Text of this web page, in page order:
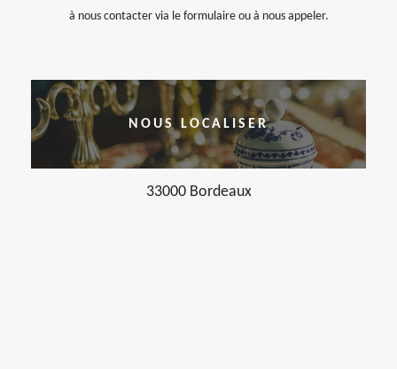
à nous contacter via le formulaire ou à nous appeler.
NOUS LOCALISER
33000 Bordeaux